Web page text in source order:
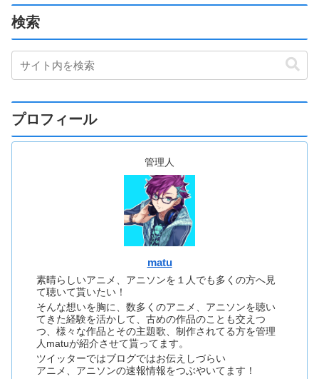
検索
プロフィール
管理人
matu
素晴らしいアニメ、アニソンを１人でも多くの方へ見
て聴いて貰いたい！
そんな想いを胸に、数多くのアニメ、アニソンを聴い
てきた経験を活かして、古めの作品のことも交えつ
つ、様々な作品とその主題歌、制作されてる方を管理
人matuが紹介させて貰ってます。
ツイッターではブログではお伝えしづらい
アニメ、アニソンの速報情報をつぶやいてます！